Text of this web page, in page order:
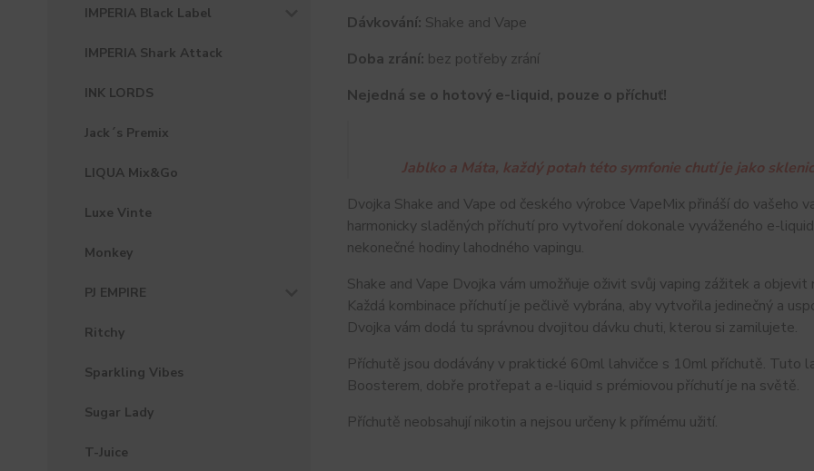
IMPERIA Black Label
IMPERIA Shark Attack
INK LORDS
Jack´s Premix
LIQUA Mix&Go
Luxe Vinte
Monkey
PJ EMPIRE
Ritchy
Sparkling Vibes
Sugar Lady
T-Juice
Dávkování: Shake and Vape
Doba zrání: bez potřeby zrání
Nejedná se o hotový e-liquid, pouze o příchuť!
Jablko a Máta, každý potah této symfonie chutí je jako
Dvojka Shake and Vape od českého výrobce VapeMix přináší do vašeho
harmonicky sladěných příchutí pro vytvoření dokonale vyváženého e-
nekonečné hodiny lahodného vapingu.
Shake and Vape Dvojka vám umožňuje oživit svůj vaping zážitek a
Každá kombinace příchutí je pečlivě vybrána, aby vytvořila jedinečný a
Dvojka vám dodá tu správnou dvojitou dávku chuti, kterou si zamilujete.
Příchutě jsou dodávány v praktické 60ml lahvičce s 10ml příchutě. Tuto
Boosterem, dobře protřepat a e-liquid s prémiovou příchutí je na světě.
Příchutě neobsahují nikotin a nejsou určeny k přímému užití.